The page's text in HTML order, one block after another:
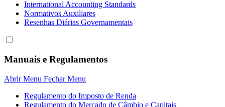
International Accounting Standards
Normativos Auxiliares
Resenhas Diárias Governamentais
Manuais e Regulamentos
Abrir Menu Fechar Menu
Regulamento do Imposto de Renda
Regulamento do Mercado de Câmbio e Capitais